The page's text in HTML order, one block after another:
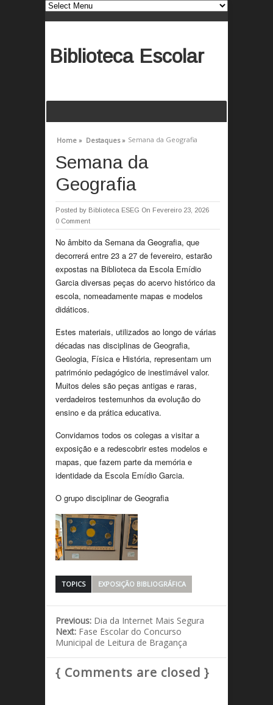
Biblioteca Escolar
Home » Destaques » Semana da Geografia
Semana da
Geografia
Posted by Biblioteca ESEG On Fevereiro 23, 2026
0 Comment
No âmbito da Semana da Geografia, que
decorrerá entre 23 a 27 de fevereiro, estarão
expostas na Biblioteca da Escola Emídio
Garcia diversas peças do acervo histórico da
escola, nomeadamente mapas e modelos
didáticos.
Estes materiais, utilizados ao longo de várias
décadas nas disciplinas de Geografia,
Geologia, Física e História, representam um
património pedagógico de inestimável valor.
Muitos deles são peças antigas e raras,
verdadeiros testemunhos da evolução do
ensino e da prática educativa.
Convidamos todos os colegas a visitar a
exposição e a redescobrir estes modelos e
mapas, que fazem parte da memória e
identidade da Escola Emídio Garcia.
O grupo disciplinar de Geografia
TOPICS EXPOSIÇÃO BIBLIOGRÁFICA
Previous: Dia da Internet Mais Segura
Next: Fase Escolar do Concurso
Municipal de Leitura de Bragança
{ Comments are closed }